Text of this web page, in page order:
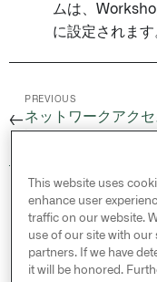
ムは、
に設定されます
←
PREVIOUS
ネットワークアク
© 2026 Palantir
reserved.
Cookies
Privacy Statement
This website uses
enhance user
traffic on our website.
use of our site with our
partners. If we have
it will be honored.